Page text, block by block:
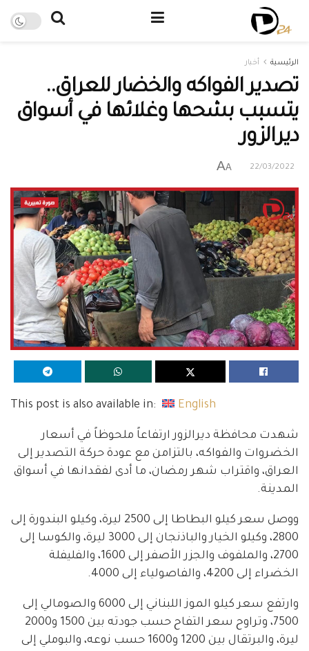
الرئيسية أخبار
تصدير الفواكه والخضار للعراق..
يتسبب بشحها وغلائها في أسواق
ديرالزور
22/03/2022
A
A
This post is also available in: English
شهدت محافظة ديرالزور ارتفاعاً ملحوظاً في أسعار
الخضروات والفواكه، بالتزامن مع عودة حركة التصدير إلى
العراق، واقتراب شهر رمضان، ما أدى لفقدانها في أسواق
المدينة.
ووصل سعر كيلو البطاطا إلى 2500 ليرة، وكيلو البندورة إلى
2800، وكيلو الخيار والباذنجان إلى 3000 ليرة، والكوسا إلى
2700، والملفوف والجزر الأصفر إلى 1600، والفليفلة
الخضراء إلى 4200، والفاصولياء إلى 4000.
وارتفع سعر كيلو الموز اللبناني إلى 6000 والصومالي إلى
7500، وتراوح سعر التفاح حسب جودته بين 1500 و2000
ليرة، والبرتقال بين 1200 و1600 حسب نوعه، والبوملي إلى